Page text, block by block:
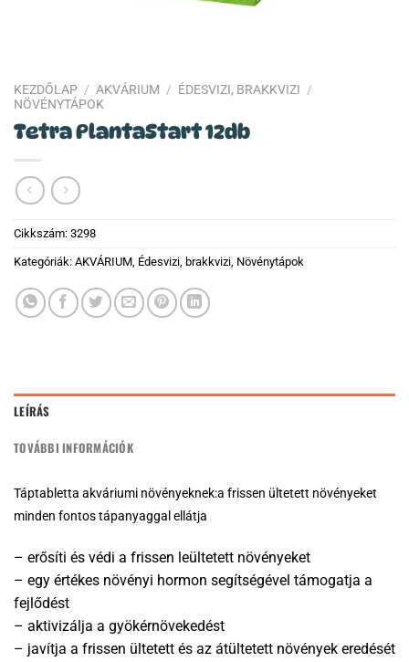
KEZDŐLAP / AKVÁRIUM / ÉDESVIZI, BRAKKVIZI /
NÖVÉNYTÁPOK
Tetra PlantaStart 12db
Cikkszám: 3298
Kategóriák: AKVÁRIUM, Édesvizi, brakkvizi, Növénytápok
LEÍRÁS
TOVÁBBI INFORMÁCIÓK
Táptabletta akváriumi növényeknek:a frissen ültetett növényeket
minden fontos tápanyaggal ellátja
– erősíti és védi a frissen leültetett növényeket
– egy értékes növényi hormon segítségével támogatja a
fejlődést
– aktivizálja a gyökérnövekedést
– javítja a frissen ültetett és az átültetett növények eredését